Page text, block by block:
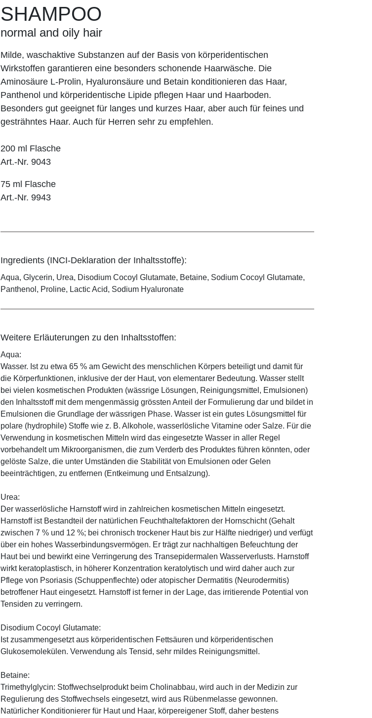
SHAMPOO
normal and oily hair
Milde, waschaktive Substanzen auf der Basis von körperidentischen
Wirkstoffen garantieren eine besonders schonende Haarwäsche. Die
Aminosäure L-Prolin, Hyaluronsäure und Betain konditionieren das Haar,
Panthenol und körperidentische Lipide pflegen Haar und Haarboden.
Besonders gut geeignet für langes und kurzes Haar, aber auch für feines und
gesträhntes Haar. Auch für Herren sehr zu empfehlen.
200 ml Flasche
Art.-Nr. 9043
75 ml Flasche
Art.-Nr. 9943
Ingredients (INCI-Deklaration der Inhaltsstoffe):
Aqua, Glycerin, Urea, Disodium Cocoyl Glutamate, Betaine, Sodium Cocoyl Glutamate,
Panthenol, Proline, Lactic Acid, Sodium Hyaluronate
Weitere Erläuterungen zu den Inhaltsstoffen:
Aqua:
Wasser. Ist zu etwa 65 % am Gewicht des menschlichen Körpers beteiligt und damit für
die Körperfunktionen, inklusive der der Haut, von elementarer Bedeutung. Wasser stellt
bei vielen kosmetischen Produkten (wässrige Lösungen, Reinigungsmittel, Emulsionen)
den Inhaltsstoff mit dem mengenmässig grössten Anteil der Formulierung dar und bildet in
Emulsionen die Grundlage der wässrigen Phase. Wasser ist ein gutes Lösungsmittel für
polare (hydrophile) Stoffe wie z. B. Alkohole, wasserlösliche Vitamine oder Salze. Für die
Verwendung in kosmetischen Mitteln wird das eingesetzte Wasser in aller Regel
vorbehandelt um Mikroorganismen, die zum Verderb des Produktes führen könnten, oder
gelöste Salze, die unter Umständen die Stabilität von Emulsionen oder Gelen
beeinträchtigen, zu entfernen (Entkeimung und Entsalzung).
Urea:
Der wasserlösliche Harnstoff wird in zahlreichen kosmetischen Mitteln eingesetzt.
Harnstoff ist Bestandteil der natürlichen Feuchthaltefaktoren der Hornschicht (Gehalt
zwischen 7 % und 12 %; bei chronisch trockener Haut bis zur Hälfte niedriger) und verfügt
über ein hohes Wasserbindungsvermögen. Er trägt zur nachhaltigen Befeuchtung der
Haut bei und bewirkt eine Verringerung des Transepidermalen Wasserverlusts. Harnstoff
wirkt keratoplastisch, in höherer Konzentration keratolytisch und wird daher auch zur
Pflege von Psoriasis (Schuppenflechte) oder atopischer Dermatitis (Neurodermitis)
betroffener Haut eingesetzt. Harnstoff ist ferner in der Lage, das irritierende Potential von
Tensiden zu verringern.
Disodium Cocoyl Glutamate:
Ist zusammengesetzt aus körperidentischen Fettsäuren und körperidentischen
Glukosemolekülen. Verwendung als Tensid, sehr mildes Reinigungsmittel.
Betaine:
Trimethylglycin: Stoffwechselprodukt beim Cholinabbau, wird auch in der Medizin zur
Regulierung des Stoffwechsels eingesetzt, wird aus Rübenmelasse gewonnen.
Natürlicher Konditionierer für Haut und Haar, körpereigener Stoff, daher bestens